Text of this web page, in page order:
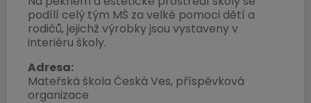
podílí celý tým MŠ za velké pomoci dětí a
rodičů, jejichž výrobky jsou vystaveny v
interiéru školy.
Adresa:
Mateřská škola Česká Ves, příspěvková
organizace